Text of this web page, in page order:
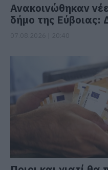
Ανακοινώθηκαν
δήμο της Εύβοιας: